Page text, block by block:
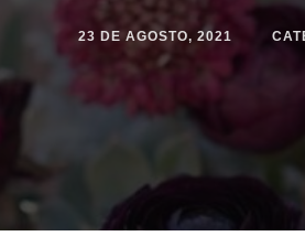
23 DE AGOSTO, 2021